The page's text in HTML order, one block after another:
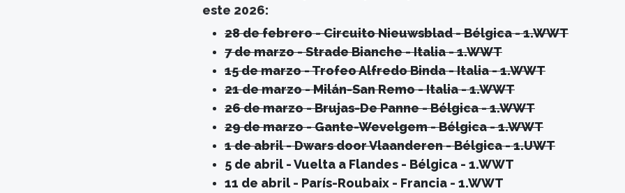
este 2026:
28 de febrero - Circuito Nieuwsblad - Bélgica - 1.WWT
7 de marzo - Strade Bianche - Italia - 1.WWT
15 de marzo - Trofeo Alfredo Binda - Italia - 1.WWT
21 de marzo - Milán-San Remo - Italia - 1.WWT
26 de marzo - Brujas-De Panne - Bélgica - 1.WWT
29 de marzo - Gante-Wevelgem - Bélgica - 1.WWT
1 de abril - Dwars door Vlaanderen - Bélgica - 1.UWT
5 de abril - Vuelta a Flandes - Bélgica - 1.WWT
11 de abril - París-Roubaix - Francia - 1.WWT